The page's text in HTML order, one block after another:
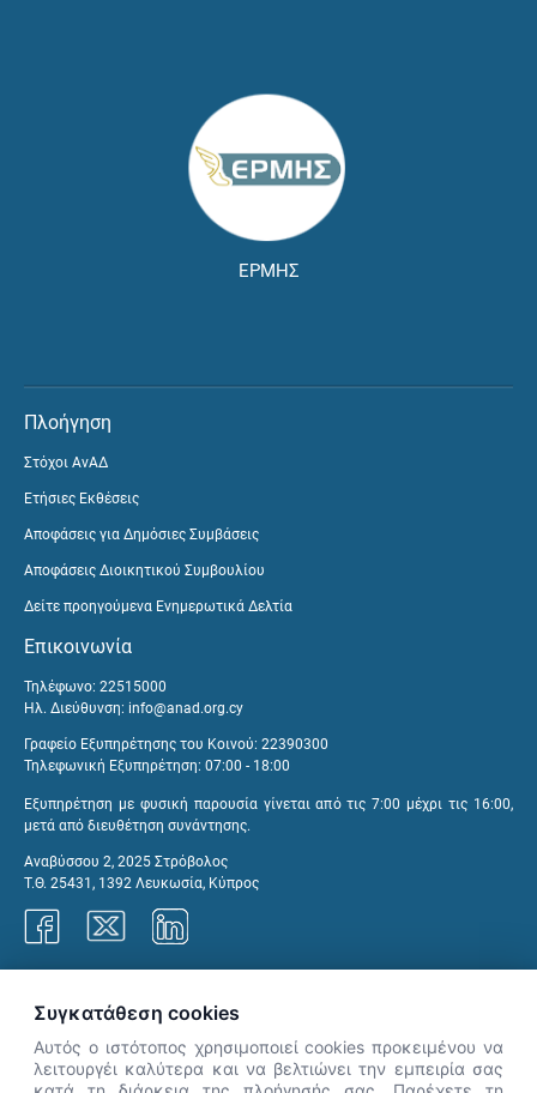
ΕΡΜΗΣ
Πλοήγηση
Στόχοι ΑνΑΔ
Ετήσιες Εκθέσεις
Αποφάσεις για Δημόσιες Συμβάσεις
Αποφάσεις Διοικητικού Συμβουλίου
Δείτε προηγούμενα Ενημερωτικά Δελτία
Επικοινωνία
Τηλέφωνο: 22515000
Ηλ. Διεύθυνση: info@anad.org.cy
Γραφείο Εξυπηρέτησης του Κοινού: 22390300
Τηλεφωνική Εξυπηρέτηση: 07:00 - 18:00
Εξυπηρέτηση με φυσική παρουσία γίνεται από τις 7:00 μέχρι τις 16:00,
μετά από διευθέτηση συνάντησης.
Αναβύσσου 2, 2025 Στρόβολος
Τ.Θ. 25431, 1392 Λευκωσία, Κύπρος
Συγκατάθεση cookies
Αυτός ο ιστότοπος χρησιμοποιεί cookies προκειμένου να
λειτουργέι καλύτερα και να βελτιώνει την εμπειρία σας